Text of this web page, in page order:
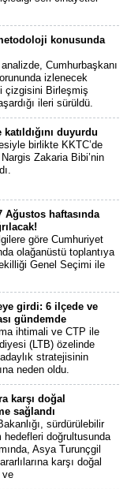
konusunda
Cumhurbaşkanı
izlenecek
çizgisini Birleşmiş
ileri sürüldü.
duyurdu
birlikte KKTC’de
Zakaria Bibi’nin
haftasında
göre Cumhuriyet
olağanüstü toplantıya
Genel Seçimi ile
girdi: 6 ilçede ve
gündemde
ihtimali ve CTP ile
(LTB) özelinde
stratejisinin
neden oldu.
karşı doğal
sağlandı
sürdürülebilir
doğrultusunda
Asya Turunçgil
karşı doğal
ve